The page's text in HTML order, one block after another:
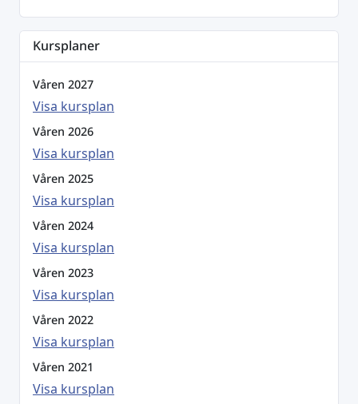
Kursplaner
Våren 2027
Visa kursplan
Våren 2026
Visa kursplan
Våren 2025
Visa kursplan
Våren 2024
Visa kursplan
Våren 2023
Visa kursplan
Våren 2022
Visa kursplan
Våren 2021
Visa kursplan